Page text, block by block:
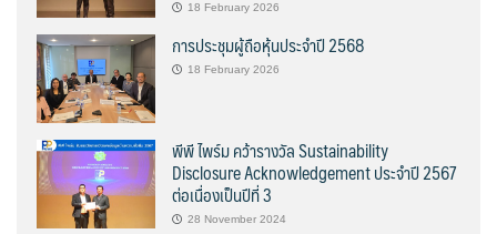
18 February 2026
การประชุมผู้ถือหุ้นประจำปี 2568
18 February 2026
พีพี ไพร์ม คว้ารางวัล Sustainability
Disclosure Acknowledgement ประจำปี 2567
ต่อเนื่องเป็นปีที่ 3
28 November 2024